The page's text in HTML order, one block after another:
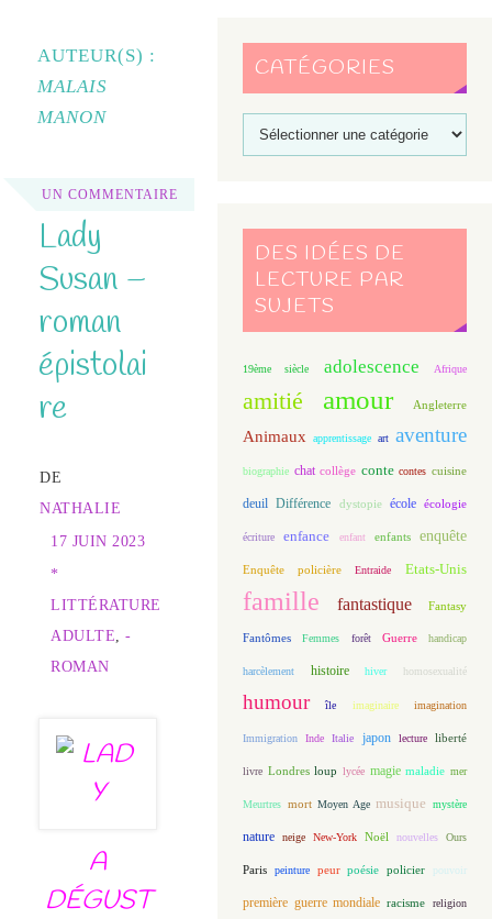
AUTEUR(S) :
MALAIS
MANON
UN COMMENTAIRE
Lady
Susan –
roman
épistolai
re
DE
NATHALIE
17 JUIN 2023
*
LITTÉRATURE
ADULTE
-
ROMAN
A
DÉGUST
CATÉGORIES
DES IDÉES DE
LECTURE PAR
SUJETS
19ème siècle adolescence Afrique
amitié amour Angleterre
Animaux apprentissage art aventure
biographie chat collège conte contes cuisine
deuil Différence dystopie école écologie
écriture enfance enfant enfants enquête
Enquête policière Entraide Etats-Unis
famille fantastique Fantasy
Fantômes Femmes forêt Guerre handicap
harcèlement histoire hiver homosexualité
humour île imaginaire imagination
Immigration Inde Italie japon lecture liberté
livre Londres loup lycée magie maladie mer
Meurtres mort Moyen Age musique mystère
nature neige New-York Noël nouvelles Ours
Paris peinture peur poésie policier pouvoir
première guerre mondiale racisme religion